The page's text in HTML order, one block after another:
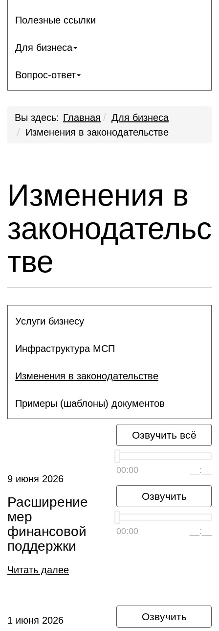
Полезные ссылки
Для бизнеса
Вопрос-ответ
Вы здесь: Главная
Для бизнеса
Изменения в законодательстве
Изменения в
законодательс
тве
Услуги бизнесу
Инфраструктура МСП
Изменения в законодательстве
Примеры (шаблоны) документов
Озвучить всё
00:00 __:__
Озвучить
00:00 __:__
9 июня 2026
Расширение
мер
финансовой
поддержки
Читать далее
Озвучить
1 июня 2026